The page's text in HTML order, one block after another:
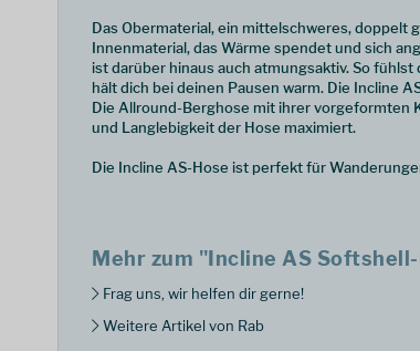
Das Obermaterial, ein mittelschweres,
Innenmaterial, das Wärme spendet und sich
ist darüber hinaus auch atmungsaktiv. So
hält dich bei deinen Pausen warm. Die Incline
Die Allround-Berghose mit ihrer vorgeformten
und Langlebigkeit der Hose maximiert.
Die Incline AS-Hose ist perfekt für
Mehr zum "Incline AS
Frag uns, wir helfen dir gerne!
Weitere Artikel von Rab